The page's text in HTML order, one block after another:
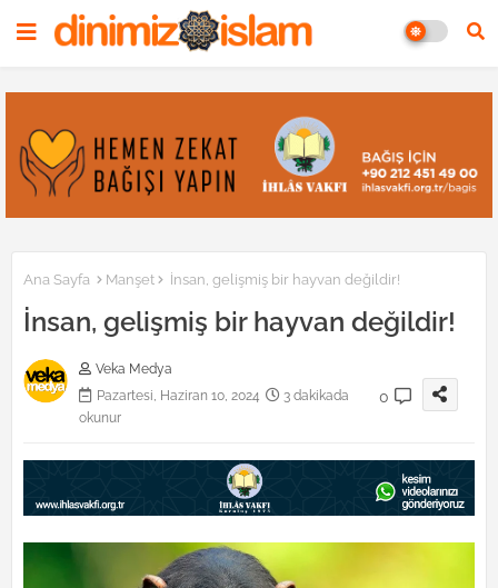
Ana Sayfa Manşet İnsan, gelişmiş bir hayvan değildir!
İnsan, gelişmiş bir hayvan değildir!
Veka Medya
Pazartesi, Haziran 10, 2024
3 dakikada
okunur
0